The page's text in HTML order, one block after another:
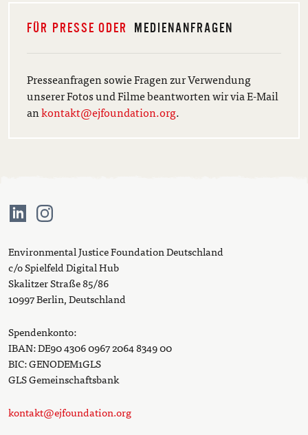
FÜR PRESSE ODER MEDIENANFRAGEN
Presseanfragen sowie Fragen zur Verwendung
unserer Fotos und Filme beantworten wir via E-Mail
ankontakt@ejfoundation.org.
Environmental Justice Foundation Deutschland
c/o Spielfeld Digital Hub
Skalitzer Straße 85/86
10997 Berlin, Deutschland
Spendenkonto:
IBAN: DE90 4306 0967 2064 8349 00
BIC: GENODEM1GLS
GLS Gemeinschaftsbank
kontakt@ejfoundation.org